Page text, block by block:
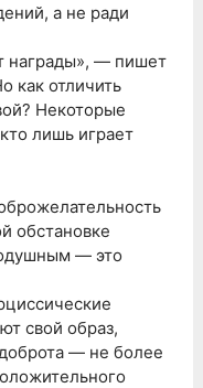
а не ради
награды», — пишет
как отличить
Некоторые
лишь играет
обстановке
— это
свой образ,
— не более